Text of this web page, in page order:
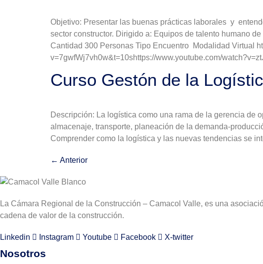
Objetivo: Presentar las buenas prácticas laborales y
sector constructor. Dirigido a: Equipos de talento humano
Cantidad 300 Personas Tipo Encuentro Modalidad Virtual
v=7gwfWj7vh0w&t=10shttps://www.youtube.com/
Curso Gestón de la
Descripción: La logística como una rama de la gerencia de
almacenaje, transporte, planeación de la demanda-
Comprender como la logística y las nuevas tendencias se
← Anterior
La Cámara Regional de la Construcción – Camacol Valle, es una
cadena de valor de la construcción.
Linkedin Instagram Youtube Facebook X-twitter
Nosotros